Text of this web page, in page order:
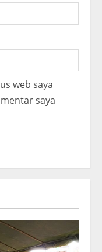
web saya
saya